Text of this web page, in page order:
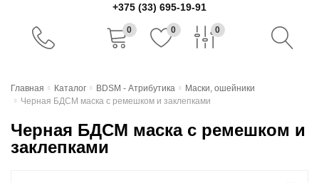
+375 (33) 695-19-91
0 0 0
Доставка и оплата
Главная Каталог BDSM - Атрибутика
Маски, ошейники
Черная БДСМ маска с ремешком и заклепками
Черная БДСМ маска с ремешком и
заклепками